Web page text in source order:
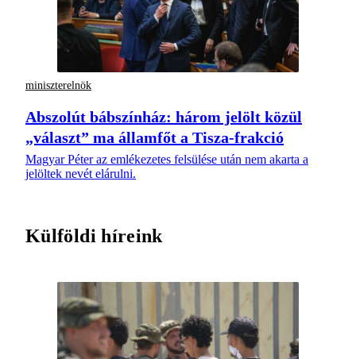
miniszterelnök
Abszolút bábszínház: három jelölt közül
„választ” ma államfőt a Tisza-frakció
Magyar Péter az emlékezetes felsülése után nem akarta a
jelöltek nevét elárulni.
Külföldi híreink